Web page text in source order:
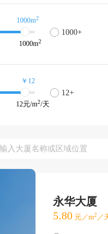
1000m2
1000m2
1000+
￥12
12元/m2/天
12+
永华大厦
5.80 元／m2 ／